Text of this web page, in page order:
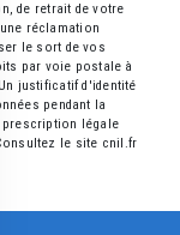
de retrait de votre
réclamation
le sort de vos
par voie postale à
justificatif d'identité
pendant la
prescription légale
le site cnil.fr